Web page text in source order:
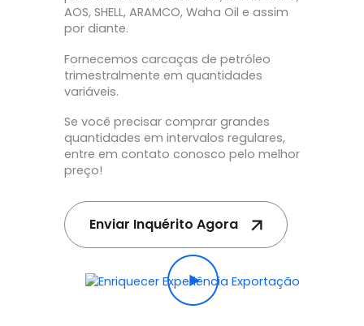
AOS, SHELL, ARAMCO, Waha Oil e assim
por diante.
Fornecemos carcaças de petróleo
trimestralmente em quantidades
variáveis.
Se você precisar comprar grandes
quantidades em intervalos regulares,
entre em contato conosco pelo melhor
preço!
Enviar Inquérito Agora